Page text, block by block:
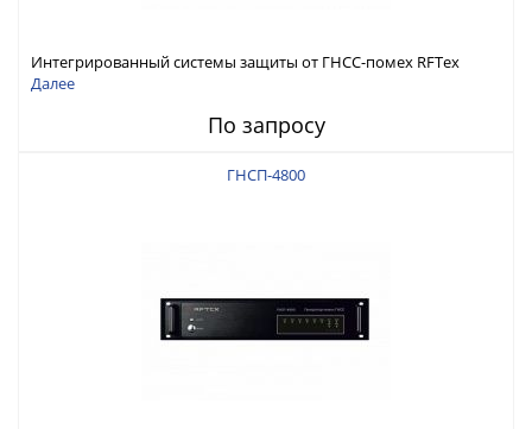
Интегрированный системы защиты от ГНСС-помех RFТех
ИСПП 8100
Далее
По запросу
ГНСП-4800